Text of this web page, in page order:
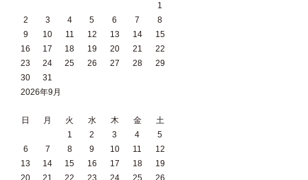
1
2
3 4 5 6 7
8
9
10 11 12 13 14
15
16
17 18 19 20 21
22
23
24 25 26 27 28
29
30
31
2026年9月
日 月 火 水 木 金
土
1
2 3 4
5
6
7 8 9 10 11
12
13
14 15 16 17 18
19